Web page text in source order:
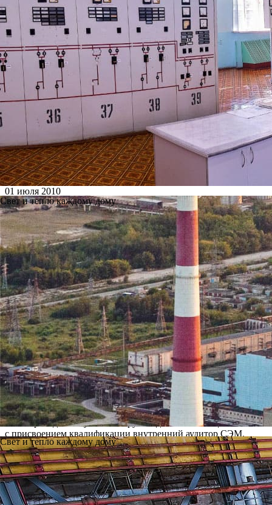
Свет и тепло каждому дому
Свет и тепло каждому дому
01 июля 2010
Ново-Рязанская ТЭЦ на
менеджмент по
В июне 2010 года Ново-Рязанская ТЭЦ по итогам
системы экологического менеджмента международному
Он отметил, что в 2009—2010 годах на ТЭЦ была проведена
теперь основывается на принципах регулярного
аккредитованными организациями проводится постоянный
работы, — подчеркнул Андрей Богданов, — ведь развитие
Главный эколог Ново-Рязанской ТЭЦ Лилия Лобачёва
документации и сертификационный аудит. «Сертификат
энергии, — подчеркнула она. — Для нас это очень важно, так
Стандарт ИСО 14001:2004 требует обязательное вовлечение
требованиям стандарта ИСО 14001:2004. Данное обучение
было проведено обучение 16 руководителей и специалистов
с присвоением квалификации внутренний аудитор СЭМ.
После разработки и внедрения системы экологического
качестве сертифицирующей организации выступила
Сертификации) и имеет международную аккредитацию,
лидером России и стран СНГ на рынке услуг по
принципиальностью и неформальным подходом к процессу